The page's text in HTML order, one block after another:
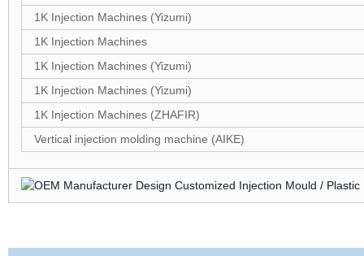
1K Injection Machines (Yizumi)
1K Injection Machines
1K Injection Machines (Yizumi)
1K Injection Machines (Yizumi)
1K Injection Machines (ZHAFIR)
Vertical injection molding machine (AIKE)